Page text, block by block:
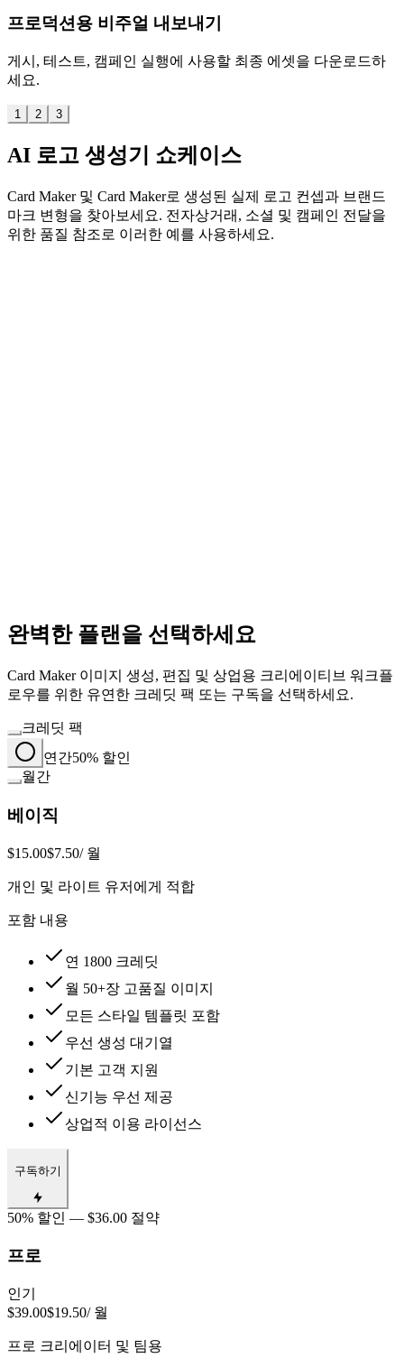
프로덕션용 비주얼 내보내기
게시, 테스트, 캠페인 실행에 사용할 최종 에셋을 다운로드하
세요.
1 2 3
AI 로고 생성기 쇼케이스
Card Maker 및 Card Maker로 생성된 실제 로고 컨셉과 브랜드
마크 변형을 찾아보세요. 전자상거래, 소셜 및 캠페인 전달을
위한 품질 참조로 이러한 예를 사용하세요.
완벽한 플랜을 선택하세요
Card Maker 이미지 생성, 편집 및 상업용 크리에이티브 워크플
로우를 위한 유연한 크레딧 팩 또는 구독을 선택하세요.
크레딧 팩
연간50% 할인
월간
베이직
$15.00$7.50/ 월
개인 및 라이트 유저에게 적합
포함 내용
연 1800 크레딧
월 50+장 고품질 이미지
모든 스타일 템플릿 포함
우선 생성 대기열
기본 고객 지원
신기능 우선 제공
상업적 이용 라이선스
구독하기
50% 할인 — $36.00 절약
프로
인기
$39.00$19.50/ 월
프로 크리에이터 및 팀용